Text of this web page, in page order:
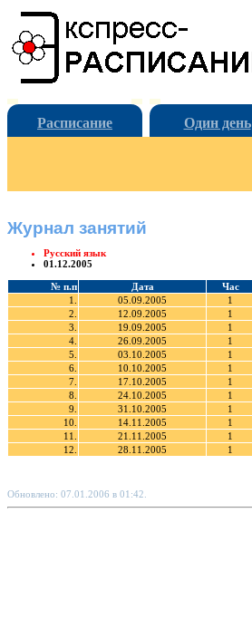
Расписание Один день
Журнал занятий
Русский язык
01.12.2005
№ п.п Дата Час
1.
05.09.2005 1
2.
12.09.2005 1
3.
19.09.2005 1
4.
26.09.2005 1
5.
03.10.2005 1
6.
10.10.2005 1
7.
17.10.2005 1
8.
24.10.2005 1
9.
31.10.2005 1
10.
14.11.2005 1
11.
21.11.2005 1
12.
28.11.2005 1
Обновлено: 07.01.2006 в 01:42.